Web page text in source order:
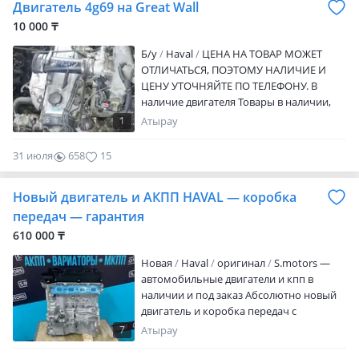
Двигатель 4g69 на Great Wall
10 000 ₸
1
Б/y Haval
ЦЕНА НА ТОВАР МОЖЕТ
ОТЛИЧАТЬСЯ, ПОЭТОМУ НАЛИЧИЕ И
ЦЕНУ УТОЧНЯЙТЕ ПО ТЕЛЕФОНУ. В
наличие двигателя Товары в наличии,
оригинал, б/у. Состояние отличное, без
Срок на проверку не распространяется
на навесное оборудование, датчики,
проводку и другие сопутствующие
случае его неисправности. Возврата по
причине (не подошел, не понадобился,
не понравился) нет. В случае возврата
товара возвращается только стоимость
самого товара. Если Вас не устраивают
Атырау
31 июля 658 15
Новый двигатель и АКПП HAVAL — коробка
передач — гарантия
610 000 ₸
7
Новая Haval оригинал
S.motors —
автомобильные двигатели и кпп в
наличии и под заказ Абсолютно новый
двигатель и коробка передач с
гарантией по доступной стоимости — в
Атырау